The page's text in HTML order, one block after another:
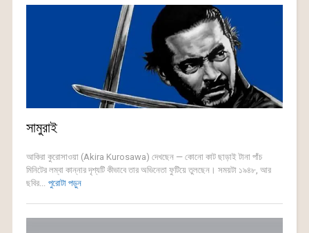
সামুরাই
আকিরা কুরোসাওয়া (Akira Kurosawa) দেখছেন — কোনো কাট ছাড়াই টানা পাঁচ
মিনিটের লম্বা কান্নার দৃশ্যটি কীভাবে তার অভিনেতা ফুটিয়ে তুলছেন। সময়টা ১৯৪৮, আর
ছবির... পুরোটা পড়ুন